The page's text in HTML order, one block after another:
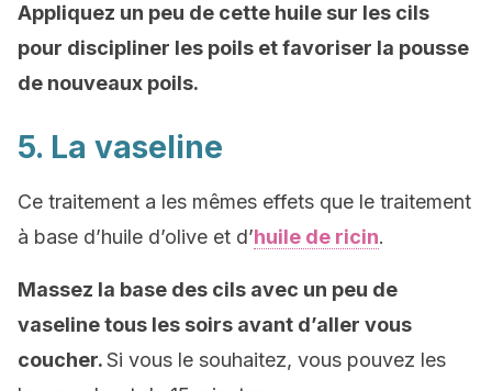
Appliquez un peu de cette huile sur les cils
pour discipliner les poils et favoriser la pousse
de nouveaux poils.
5. La vaseline
Ce traitement a les mêmes effets que le traitement
à base d’huile d’olive et d’huile de ricin.
Massez la base des cils avec un peu de
vaseline tous les soirs avant d’aller vous
coucher.Si vous le souhaitez, vous pouvez les